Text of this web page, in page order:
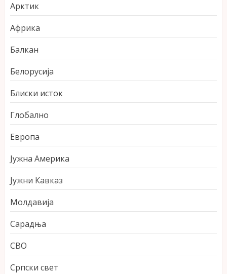
Арктик
Африка
Балкан
Белорусија
Блиски исток
Глобално
Европа
Јужна Америка
Јужни Кавказ
Молдавија
Сарадња
СВО
Српски свет